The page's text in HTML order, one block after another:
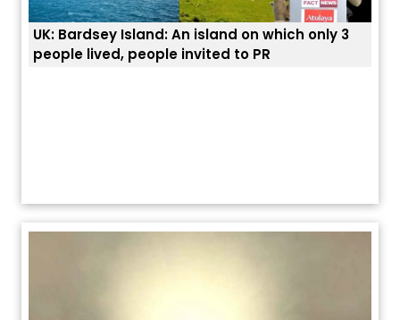
UK: Bardsey Island: An island on which only 3
people lived, people invited to PR